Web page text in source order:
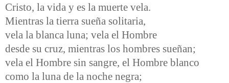
Cristo, la vida y es la muerte vela.
Mientras la tierra sueña solitaria,
vela la blanca luna; vela el Hombre
desde su cruz, mientras los hombres sueñan;
vela el Hombre sin sangre, el Hombre blanco
como la luna de la noche negra;